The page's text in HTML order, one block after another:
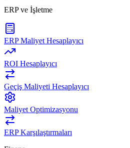
ERP ve İşletme
ERP Maliyet Hesaplayıcı
ROI Hesaplayıcı
Geçiş Maliyeti Hesaplayıcı
Maliyet Optimizasyonu
ERP Karşılaştırmaları